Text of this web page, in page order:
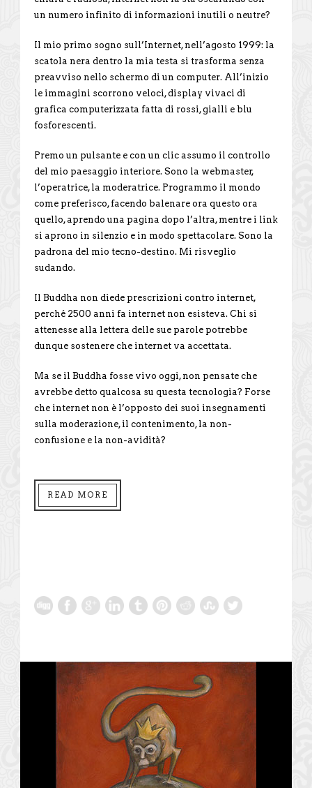
un numero infinito di informazioni inutili o neutre?
Il mio primo sogno sull’Internet, nell’agosto 1999: la
scatola nera dentro la mia testa si trasforma senza
preavviso nello schermo di un computer. All’inizio
le immagini scorrono veloci, display vivaci di
grafica computerizzata fatta di rossi, gialli e blu
fosforescenti.
Premo un pulsante e con un clic assumo il controllo
del mio paesaggio interiore. Sono la webmaster,
l’operatrice, la moderatrice. Programmo il mondo
come preferisco, facendo balenare ora questo ora
quello, aprendo una pagina dopo l’altra, mentre i link
si aprono in silenzio e in modo spettacolare. Sono la
padrona del mio tecno-destino. Mi risveglio
sudando.
Il Buddha non diede prescrizioni contro internet,
perché 2500 anni fa internet non esisteva. Chi si
attenesse alla lettera delle sue parole potrebbe
dunque sostenere che internet va accettata.
Ma se il Buddha fosse vivo oggi, non pensate che
avrebbe detto qualcosa su questa tecnologia? Forse
che internet non è l’opposto dei suoi insegnamenti
sulla moderazione, il contenimento, la non-
confusione e la non-avidità?
READ MORE